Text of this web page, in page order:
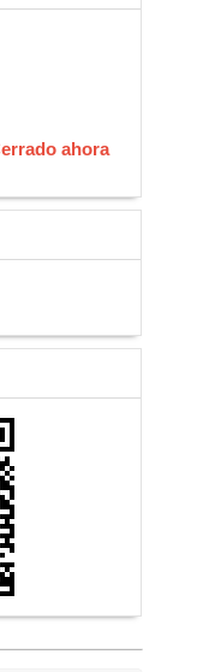
ahora